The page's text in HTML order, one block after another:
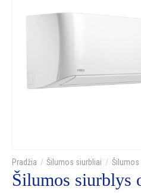
Šilumos siurbliai Šilumos
Šilumos siurblys